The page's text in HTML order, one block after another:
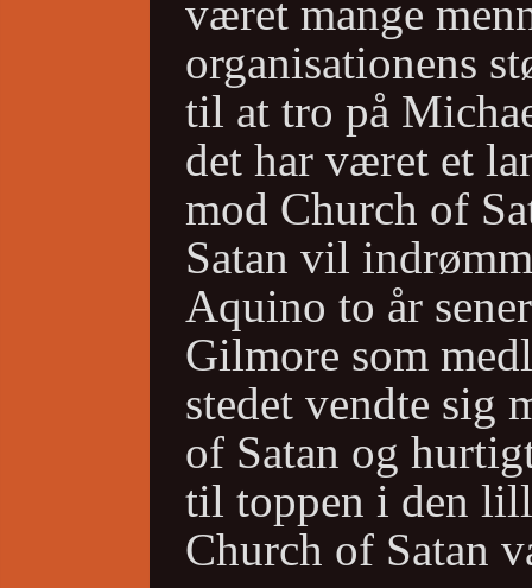
været mange
organisationens
til at tro på
det har været et
mod Church of
Satan vil
Aquino to år
Gilmore som
stedet vendte sig
of Satan og
til toppen i den
Church of Satan